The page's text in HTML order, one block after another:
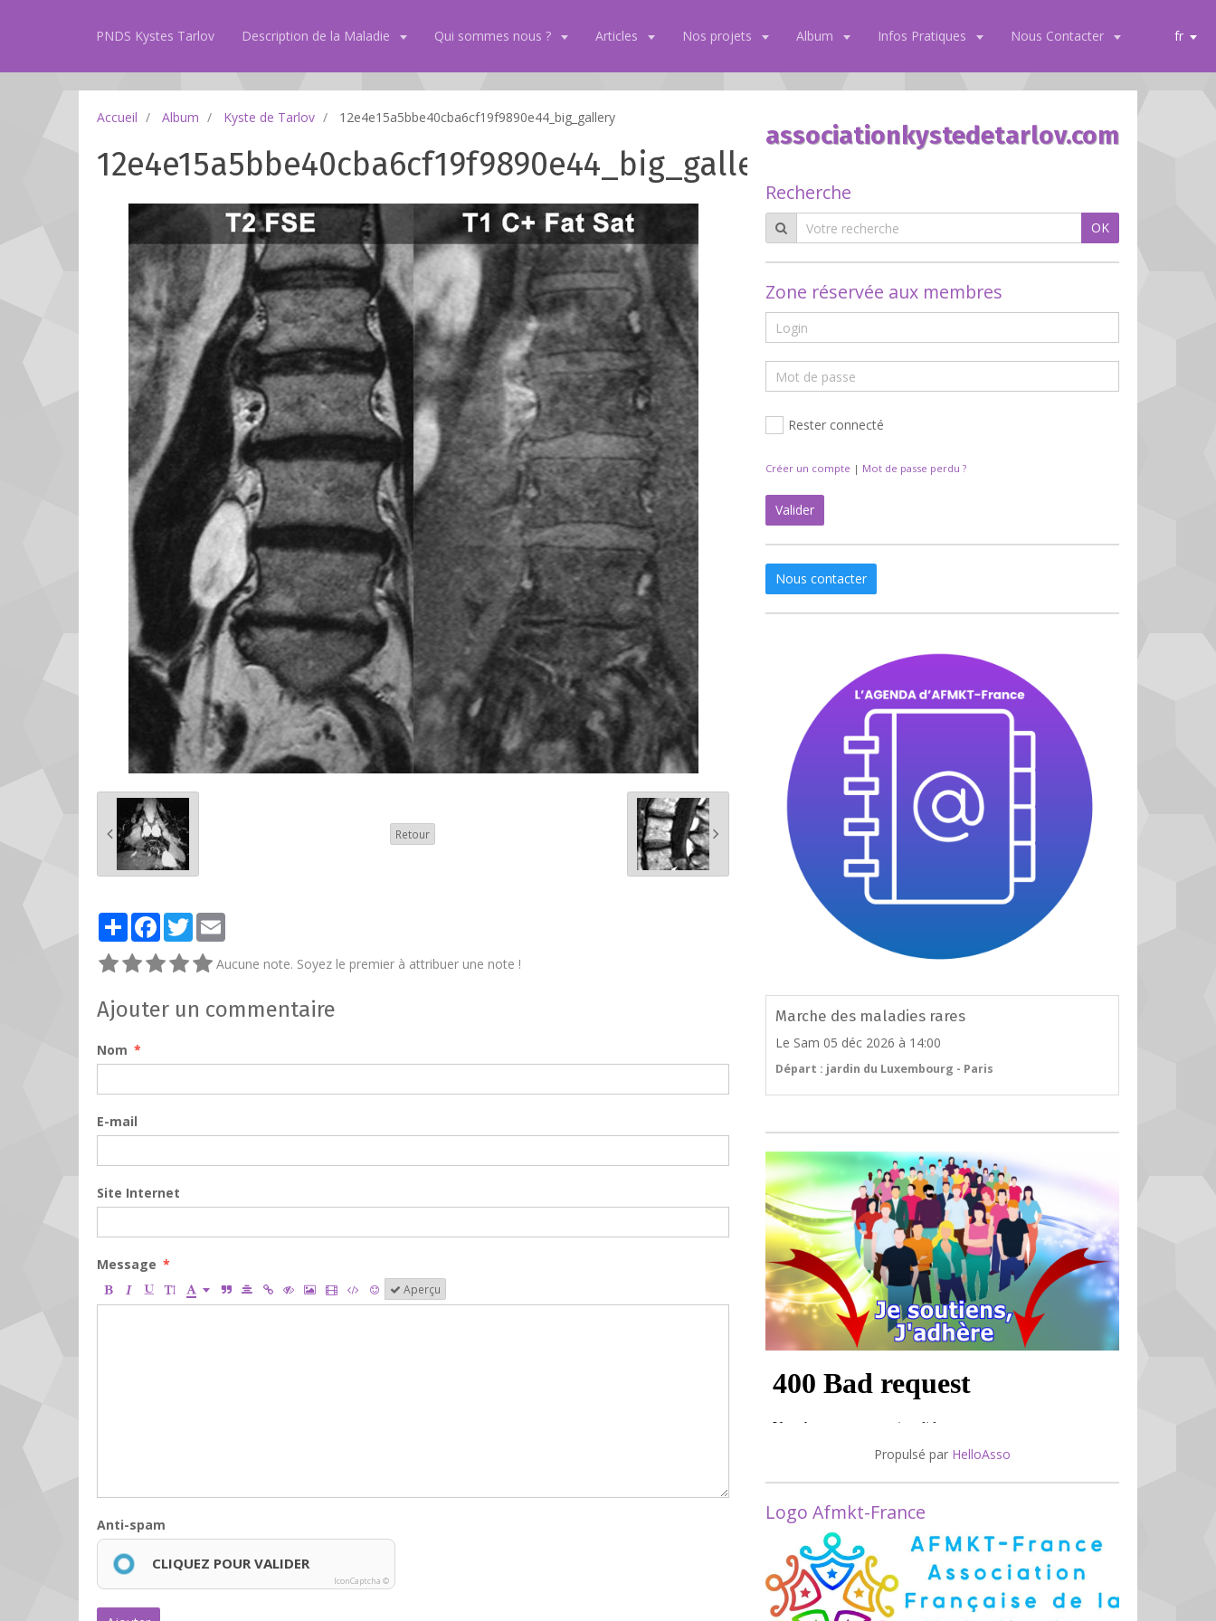
PNDS Kystes Tarlov Description de la Maladie Qui sommes nous ? Articles Nos projets Album Infos Pratiques Nous Contacter fr
Accueil Album Kyste de Tarlov 12e4e15a5bbe40cba6cf19f9890e44_big_gallery
12e4e15a5bbe40cba6cf19f9890e44_big_gallery
Retour
PartagerFacebook
Twitter
Aucune note. Soyez le premier à attribuer une note !
Ajouter un commentaire
Nom
E-mail
Site Internet
Message
Aperçu
Anti-spam
CLIQUEZ POUR VALIDER
IconCaptcha ©
associationkystedetarlov.com
Recherche
OK
Zone réservée aux membres
Rester connecté
Créer un compte | Mot de passe perdu ?
Valider
Nous contacter
Marche des maladies rares
Le Sam 05 déc 2026 à 14:00
Départ : jardin du Luxembourg - Paris
Propulsé par HelloAsso
Logo Afmkt-France